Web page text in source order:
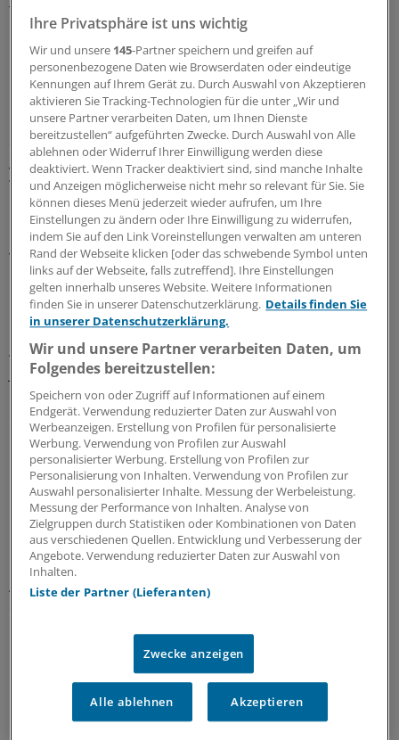
Telefonische Hilfe bieten offenbar auch
russischsprachige Israelis an. Sie versuchen, den
Menschen in der Ukraine, die unter den Beschießungen
und Bombardements leiden, psychologisch beizustehen,
erzählt die Berliner Kinderärztin.
Sie ist froh, dass es wenigstens ihren alten Eltern
gelungen ist, die Urkraine zu verlassen. Von Odessa aus
waren sie tagelang im Auto nach Deutschland
unterwegs – über Moldau, Rumänien, Ungarn und Polen.
Dort hat Tetyana Smetanyuk die beiden in Empfang
genommen. Am Montagmorgen um ein Uhr waren sie
endlich in Berlin.
Hilfe über Familiengrenzen hinweg
Auf ihrer Flucht mitgenommen haben die Eltern eine 20-
jährige Frau. Sie ist nierenkrank und wohnt nun erst
einmal auch bei Tetyana Smetanyuk, die jeden Tag betet,
dass ihrer Schwester in Charkiw nichts passiert.
Unterdessen versuchen viele Hilfsorganisationen, den
Flüchtlingen an den Grenzen und den Menschen in der
Ukraine zu helfen. Am Dienstag machte sich
beispielsweise ein Hilfstransport des Deutschen Roten
Kreuzes von Schönefeld bei Berlin aus auf den Weg ins
polnische Lublin. Außerdem kündigten viele
Ärzteorganisationen an, Flüchtlingen und Kollegen in
Schlagworte:
Ihre Privatsphäre ist uns wichtig
Wir und unsere 145-Partner speichern und greifen auf
personenbezogene Daten wie Browserdaten oder eindeutige
Kennungen auf Ihrem Gerät zu. Durch Auswahl von Akzeptieren
aktivieren Sie Tracking-Technologien für die unter „Wir und
unsere Partner verarbeiten Daten, um Ihnen Dienste
bereitzustellen“ aufgeführten Zwecke. Durch Auswahl von Alle
ablehnen oder Widerruf Ihrer Einwilligung werden diese
deaktiviert. Wenn Tracker deaktiviert sind, sind manche Inhalte
und Anzeigen möglicherweise nicht mehr so relevant für Sie. Sie
können dieses Menü jederzeit wieder aufrufen, um Ihre
Einstellungen zu ändern oder Ihre Einwilligung zu widerrufen,
indem Sie auf den Link Voreinstellungen verwalten am unteren
Rand der Webseite klicken [oder das schwebende Symbol unten
links auf der Webseite, falls zutreffend]. Ihre Einstellungen
gelten innerhalb unseres Website. Weitere Informationen
finden Sie in unserer Datenschutzerklärung. Details finden Sie
in unserer Datenschutzerklärung.
Wir und unsere Partner verarbeiten Daten, um
Folgendes bereitzustellen:
Speichern von oder Zugriff auf Informationen auf einem
Endgerät. Verwendung reduzierter Daten zur Auswahl von
Werbeanzeigen. Erstellung von Profilen für personalisierte
Werbung. Verwendung von Profilen zur Auswahl
personalisierter Werbung. Erstellung von Profilen zur
Personalisierung von Inhalten. Verwendung von Profilen zur
Auswahl personalisierter Inhalte. Messung der Werbeleistung.
Messung der Performance von Inhalten. Analyse von
Zielgruppen durch Statistiken oder Kombinationen von Daten
aus verschiedenen Quellen. Entwicklung und Verbesserung der
Angebote. Verwendung reduzierter Daten zur Auswahl von
Inhalten.
Liste der Partner (Lieferanten)
Zwecke anzeigen
Alle ablehnen Akzeptieren